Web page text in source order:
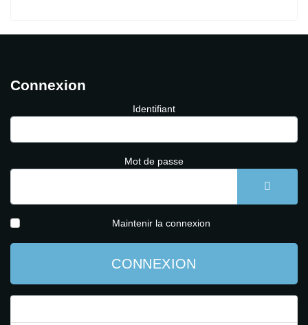
Connexion
Identifiant
Mot de passe
Maintenir la connexion
CONNEXION